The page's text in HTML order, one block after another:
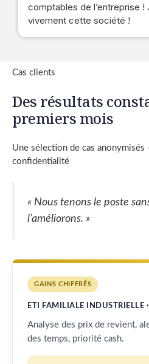
comptables de l’entreprise
vivement cette société !
Cas clients
Des résultats
premiers mois
Une sélection de cas anonymisés
confidentialité
« Nous tenons le poste
l’améliorons. »
GAINS CHIFFRÉS
ETI FAMILIALE INDUSTRIELLE
Analyse des prix de revient,
des temps, priorité cash.